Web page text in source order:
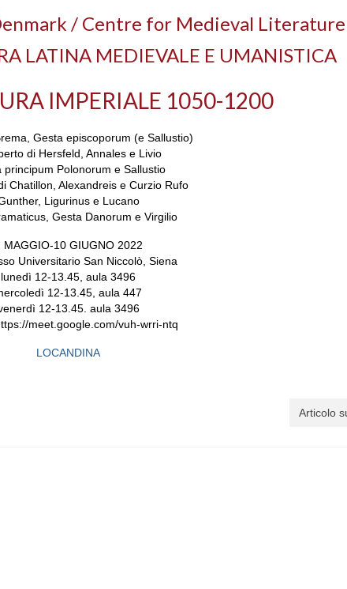
/ Centre for Medieval Literature
LATINA MEDIEVALE E UMANISTICA
IMPERIALE 1050-1200
Gesta episcoporum (e Sallustio)
di Hersfeld, Annales e Livio
principum Polonorum e Sallustio
Chatillon, Alexandreis e Curzio Rufo
Ligurinus e Lucano
Gesta Danorum e Virgilio
MAGGIO-10 GIUGNO 2022
Universitario San Niccolò, Siena
lunedì 12-13.45, aula 3496
12-13.45, aula 447
12-13.45. aula 3496
meet.google.com/vuh-wrri-ntq
LOCANDINA
Articolo